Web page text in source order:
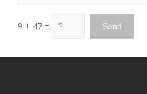
9 + 47 =